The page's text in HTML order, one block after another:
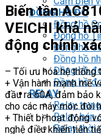
ĐỒNG HỒ ĐO
Đồng hồ
Đồng hồ
Đồng hồ
Đồng hồ
Đồng hồ
Đồng hồ
RELAY
Relay
Relay bán
Relay thời
Biến tần
VEICHI khả
động chính
– Tối ưu hóa hệ thống
+ Vận hành mạnh mẽ
đầu ra 60A, đảm bảo
cho các máy móc đòi
+ Thiết bị hoạt động
nghệ điều khiển tiên